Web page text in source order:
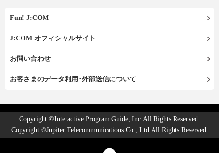
Fun! J:COM
J:COM オフィシャルサイト
お問い合わせ
お客さまのデータ利用･外部送信について
Copyright ©Interactive Program Guide, Inc.All Rights Reserved.
Copyright ©Jupiter Telecommunications Co., Ltd.All Rights Reserved.